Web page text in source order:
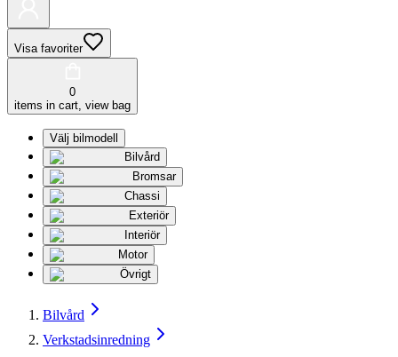
Visa favoriter
0
items in cart, view bag
Välj bilmodell
Bilvård
Bromsar
Chassi
Exteriör
Interiör
Motor
Övrigt
Bilvård
Verkstadsinredning